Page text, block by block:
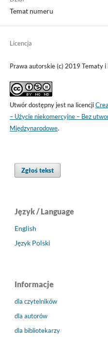
Temat numeru
Licencja
Prawa autorskie (c) 2019 Tematy
Utwór dostępny jest na licencji
– Użycie niekomercyjne – Bez
Międzynarodowe.
Zgłoś tekst
Język / Language
English
Język Polski
Informacje
dla czytelników
dla autorów
dla bibliotekarzy